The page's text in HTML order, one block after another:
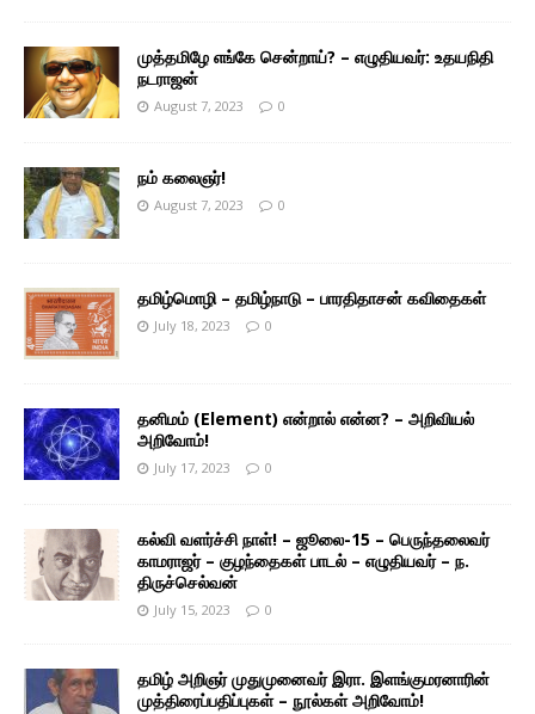
முத்தமிழே எங்கே சென்றாய்? – எழுதியவர்: உதயநிதி
நடராஜன்
August 7, 2023 0
நம் கலைஞர்!
August 7, 2023 0
தமிழ்மொழி – தமிழ்நாடு – பாரதிதாசன் கவிதைகள்
July 18, 2023 0
தனிமம் (Element) என்றால் என்ன? – அறிவியல்
அறிவோம்!
July 17, 2023 0
கல்வி வளர்ச்சி நாள்! – ஜூலை-15 – பெருந்தலைவர்
காமராஜர் – குழந்தைகள் பாடல் – எழுதியவர் – ந.
திருச்செல்வன்
July 15, 2023 0
தமிழ் அறிஞர் முதுமுனைவர் இரா. இளங்குமரனாரின்
முத்திரைப்பதிப்புகள் – நூல்கள் அறிவோம்!